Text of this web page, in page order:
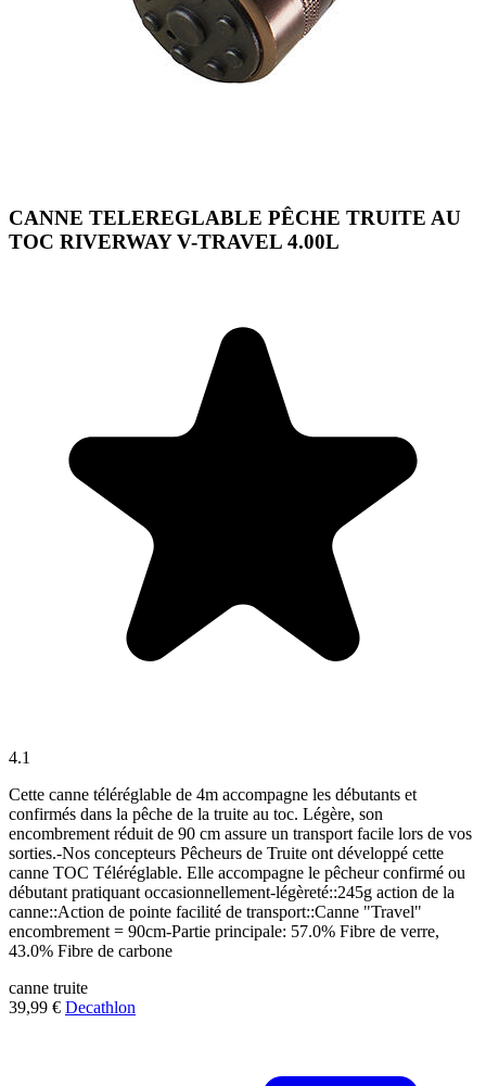
CANNE TELEREGLABLE PÊCHE TRUITE AU
TOC RIVERWAY V-TRAVEL 4.00L
4.1
Cette canne téléréglable de 4m accompagne les débutants et
confirmés dans la pêche de la truite au toc. Légère, son
encombrement réduit de 90 cm assure un transport facile lors de vos
sorties.-Nos concepteurs Pêcheurs de Truite ont développé cette
canne TOC Téléréglable. Elle accompagne le pêcheur confirmé ou
débutant pratiquant occasionnellement-légèreté::245g action de la
canne::Action de pointe facilité de transport::Canne "Travel"
encombrement = 90cm-Partie principale: 57.0% Fibre de verre,
43.0% Fibre de carbone
canne truite
39,99 € Decathlon